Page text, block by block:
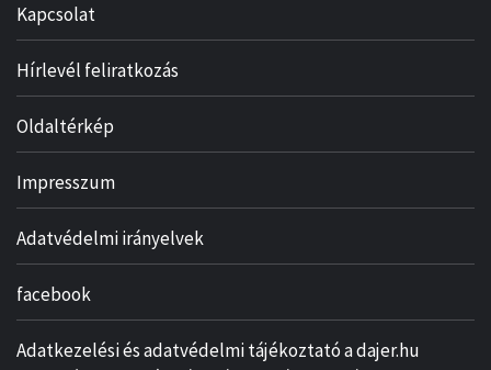
Kapcsolat
Hírlevél feliratkozás
Oldaltérkép
Impresszum
Adatvédelmi irányelvek
facebook
Adatkezelési és adatvédelmi tájékoztató a dajer.hu